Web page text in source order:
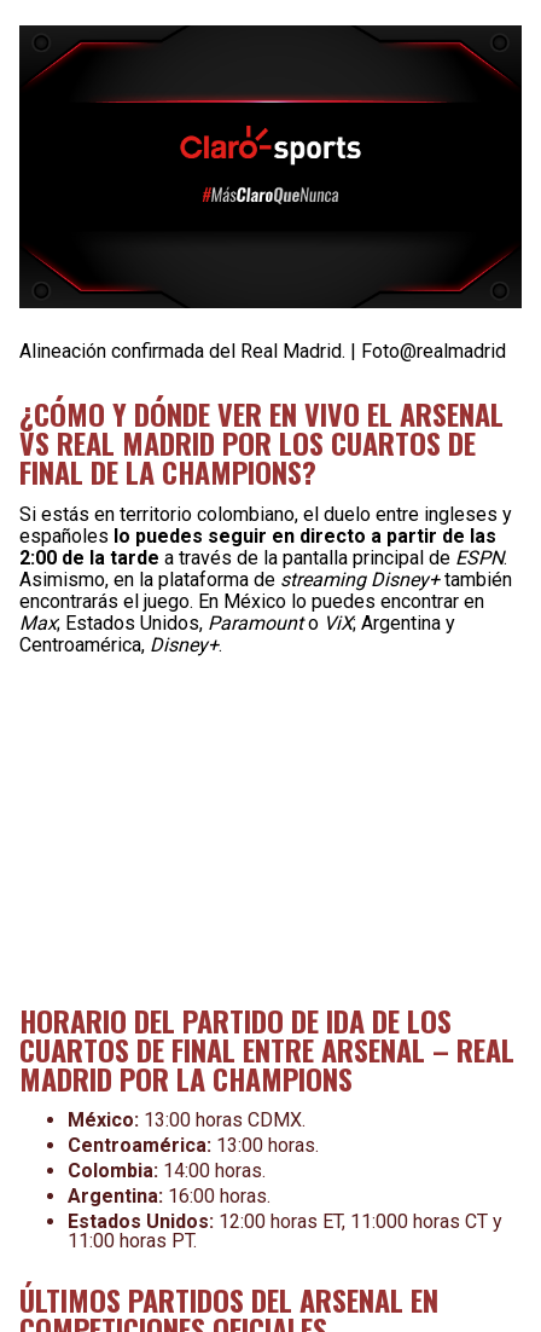
Alineación confirmada del Real Madrid. | Foto@realmadrid
¿CÓMO Y DÓNDE VER EN VIVO EL ARSENAL
VS REAL MADRID POR LOS CUARTOS DE
FINAL DE LA CHAMPIONS?
Si estás en territorio colombiano, el duelo entre ingleses y
españoles lo puedes seguir en directo a partir de las
2:00 de la tarde a través de la pantalla principal de ESPN.
Asimismo, en la plataforma de streaming Disney+también
encontrarás el juego. En México lo puedes encontrar en
Max; Estados Unidos, Paramounto ViX; Argentina y
Centroamérica, Disney+.
HORARIO DEL PARTIDO DE IDA DE LOS
CUARTOS DE FINAL ENTRE ARSENAL – REAL
MADRID POR LA CHAMPIONS
México: 13:00 horas CDMX.
Centroamérica: 13:00 horas.
Colombia: 14:00 horas.
Argentina: 16:00 horas.
Estados Unidos: 12:00 horas ET, 11:000 horas CT y
11:00 horas PT.
ÚLTIMOS PARTIDOS DEL ARSENAL EN